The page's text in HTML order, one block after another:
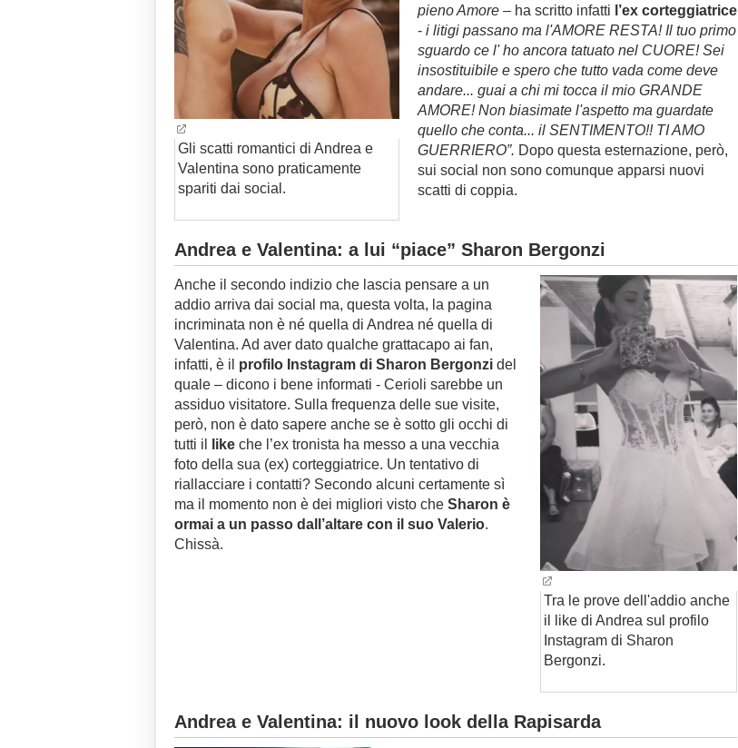
Gli scatti romantici di Andrea e
Valentina sono praticamente
spariti dai social.
pieno Amore – ha scritto infatti l’ex corteggiatrice
- i litigi passano ma l'AMORE RESTA! Il tuo primo
sguardo ce l' ho ancora tatuato nel CUORE! Sei
insostituibile e spero che tutto vada come deve
andare... guai a chi mi tocca il mio GRANDE
AMORE! Non biasimate l'aspetto ma guardate
quello che conta... il SENTIMENTO!! TI AMO
GUERRIERO”. Dopo questa esternazione, però,
sui social non sono comunque apparsi nuovi
scatti di coppia.
Andrea e Valentina: a lui “piace” Sharon Bergonzi
Tra le prove dell'addio anche
il like di Andrea sul profilo
Instagram di Sharon
Bergonzi.
Anche il secondo indizio che lascia pensare a un
addio arriva dai social ma, questa volta, la pagina
incriminata non è né quella di Andrea né quella di
Valentina. Ad aver dato qualche grattacapo ai fan,
infatti, è il profilo Instagram di Sharon Bergonzi del
quale – dicono i bene informati - Cerioli sarebbe un
assiduo visitatore. Sulla frequenza delle sue visite,
però, non è dato sapere anche se è sotto gli occhi di
tutti il
like che l’ex tronista ha messo a una vecchia
foto della sua (ex) corteggiatrice. Un tentativo di
riallacciare i contatti? Secondo alcuni certamente sì
ma il momento non è dei migliori visto che Sharon è
ormai a un passo dall’altare con il suo Valerio.
Chissà.
Andrea e Valentina: il nuovo look della Rapisarda